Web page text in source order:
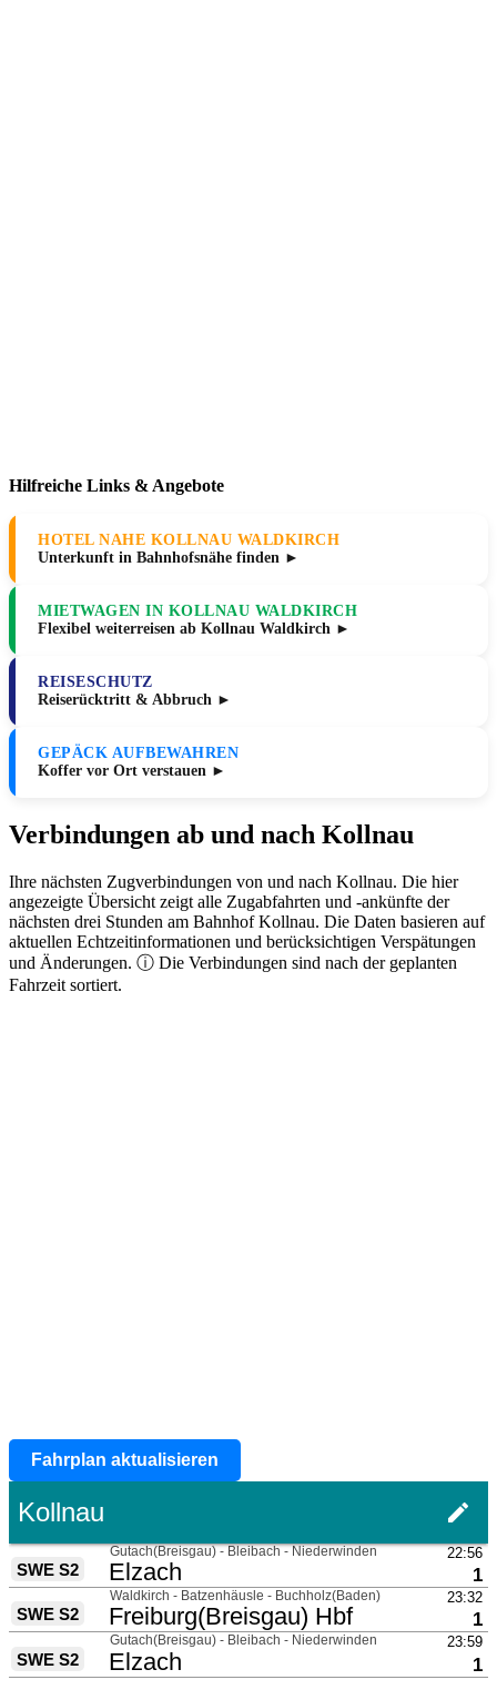
Hilfreiche Links & Angebote
HOTEL NAHE KOLLNAU WALDKIRCH
Unterkunft in Bahnhofsnähe finden ►
MIETWAGEN IN KOLLNAU WALDKIRCH
Flexibel weiterreisen ab Kollnau Waldkirch ►
REISESCHUTZ
Reiserücktritt & Abbruch ►
GEPÄCK AUFBEWAHREN
Koffer vor Ort verstauen ►
Verbindungen ab und nach Kollnau
Ihre nächsten Zugverbindungen von und nach Kollnau. Die hier
angezeigte Übersicht zeigt alle Zugabfahrten und -ankünfte der
nächsten drei Stunden am Bahnhof Kollnau. Die Daten basieren auf
aktuellen Echtzeitinformationen und berücksichtigen Verspätungen
und Änderungen. ⓘ Die Verbindungen sind nach der geplanten
Fahrzeit sortiert.
Fahrplan aktualisieren